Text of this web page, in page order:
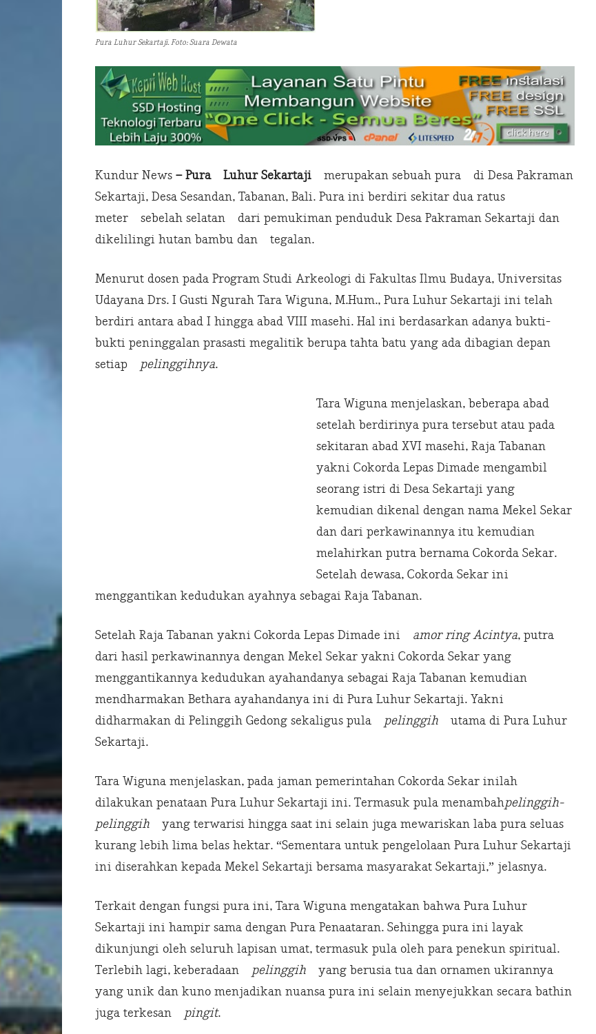
Pura Luhur Sekartaji. Foto: Suara Dewata
Kundur News –PuraLuhur Sekartaji merupakan sebuah pura di Desa Pakraman
Sekartaji, Desa Sesandan, Tabanan, Bali. Pura ini berdiri sekitar dua ratus
meter sebelah selatan dari pemukiman penduduk Desa Pakraman Sekartaji dan
dikelilingi hutan bambu dan tegalan.
Menurut dosen pada Program Studi Arkeologi di Fakultas Ilmu Budaya, Universitas
Udayana Drs. I Gusti Ngurah Tara Wiguna, M.Hum., Pura Luhur Sekartaji ini telah
berdiri antara abad I hingga abad VIII masehi. Hal ini berdasarkan adanya bukti-
bukti peninggalan prasasti megalitik berupa tahta batu yang ada dibagian depan
setiap pelinggihnya.
Tara Wiguna menjelaskan, beberapa abad
setelah berdirinya pura tersebut atau pada
sekitaran abad XVI masehi, Raja Tabanan
yakni Cokorda Lepas Dimade mengambil
seorang istri di Desa Sekartaji yang
kemudian dikenal dengan nama Mekel Sekar
dan dari perkawinannya itu kemudian
melahirkan putra bernama Cokorda Sekar.
Setelah dewasa, Cokorda Sekar ini
menggantikan kedudukan ayahnya sebagai Raja Tabanan.
Setelah Raja Tabanan yakni Cokorda Lepas Dimade ini amor ring Acintya, putra
dari hasil perkawinannya dengan Mekel Sekar yakni Cokorda Sekar yang
menggantikannya kedudukan ayahandanya sebagai Raja Tabanan kemudian
mendharmakan Bethara ayahandanya ini di Pura Luhur Sekartaji. Yakni
didharmakan di Pelinggih Gedong sekaligus pula pelinggih utama di Pura Luhur
Sekartaji.
Tara Wiguna menjelaskan, pada jaman pemerintahan Cokorda Sekar inilah
dilakukan penataan Pura Luhur Sekartaji ini. Termasuk pula menambahpelinggih-
pelinggih yang terwarisi hingga saat ini selain juga mewariskan laba pura seluas
kurang lebih lima belas hektar. “Sementara untuk pengelolaan Pura Luhur Sekartaji
ini diserahkan kepada Mekel Sekartaji bersama masyarakat Sekartaji,” jelasnya.
Terkait dengan fungsi pura ini, Tara Wiguna mengatakan bahwa Pura Luhur
Sekartaji ini hampir sama dengan Pura Penaataran. Sehingga pura ini layak
dikunjungi oleh seluruh lapisan umat, termasuk pula oleh para penekun spiritual.
Terlebih lagi, keberadaan pelinggih yang berusia tua dan ornamen ukirannya
yang unik dan kuno menjadikan nuansa pura ini selain menyejukkan secara bathin
juga terkesan pingit.